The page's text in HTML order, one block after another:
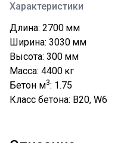
Характеристики
Длина: 2700 мм
Ширина: 3030 мм
Высота: 300 мм
Масса: 4400 кг
Бетон м3: 1.75
Класс бетона: В20, W6